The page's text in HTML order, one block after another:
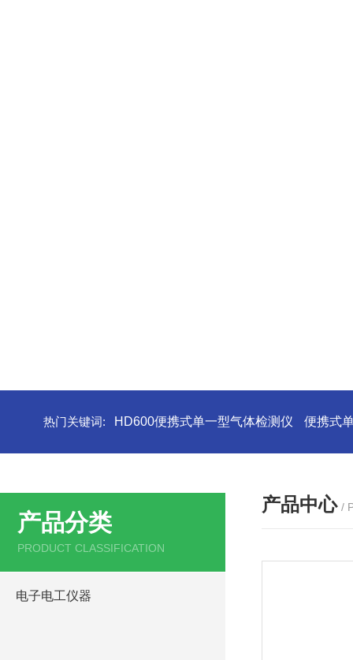
热门关键词: HD600便携式单一型气体检测仪 便携式
产品分类
PRODUCT CLASSIFICATION
电子电工仪器
产品中心 /